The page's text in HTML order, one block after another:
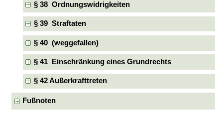
§ 38 Ordnungswidrigkeiten
§ 39 Straftaten
§ 40 (weggefallen)
§ 41 Einschränkung eines Grundrechts
§ 42 Außerkrafttreten
Fußnoten